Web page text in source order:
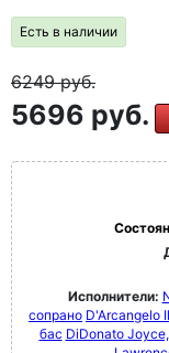
Есть в наличии
6249руб.
5696 руб.
Исполнители:
сопрано D'Arcangelo
бас DiDonato